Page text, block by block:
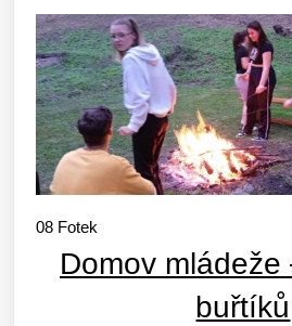
08 Fotek
Domov
buřtíků